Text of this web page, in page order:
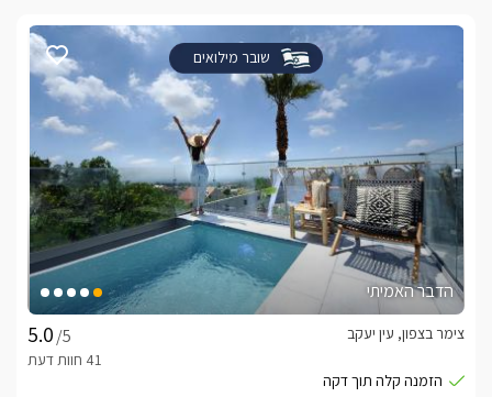
שובר מילואים
הדבר האמיתי
/5
צימר בצפון, עין יעקב